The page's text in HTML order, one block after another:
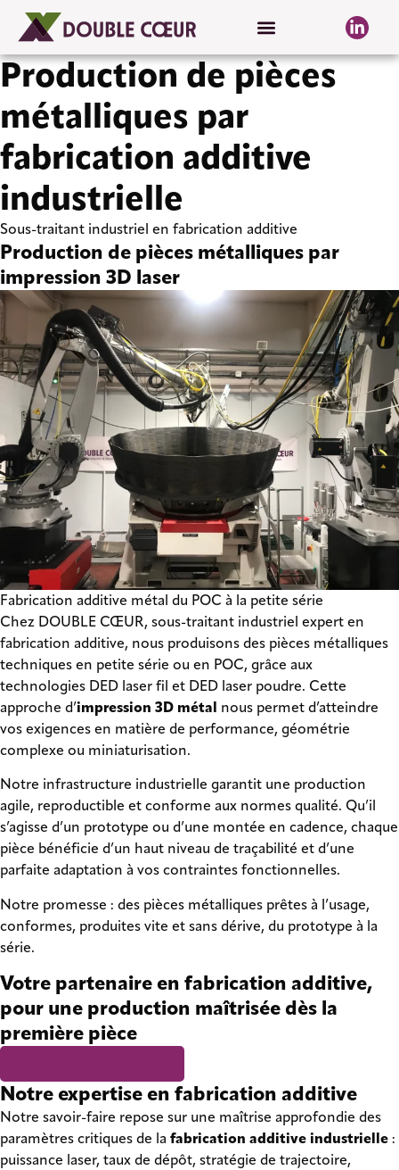
Production de pièces
métalliques par
fabrication additive
industrielle
Sous-traitant industriel en fabrication additive
Production de pièces métalliques par
impression 3D laser
Fabrication additive métal du POC à la petite série
Chez DOUBLE CŒUR, sous-traitant industriel expert en
fabrication additive, nous produisons des pièces métalliques
techniques en petite série ou en POC, grâce aux
technologies DED laser fil et DED laser poudre. Cette
approche d’impression 3D métal nous permet d’atteindre
vos exigences en matière de performance, géométrie
complexe ou miniaturisation.
Notre infrastructure industrielle garantit une production
agile, reproductible et conforme aux normes qualité. Qu’il
s’agisse d’un prototype ou d’une montée en cadence, chaque
pièce bénéficie d’un haut niveau de traçabilité et d’une
parfaite adaptation à vos contraintes fonctionnelles.
Notre promesse : des pièces métalliques prêtes à l’usage,
conformes, produites vite et sans dérive, du prototype à la
série.
Votre partenaire en fabrication additive,
pour une production maîtrisée dès la
première pièce
Notre expertise en fabrication additive
Notre savoir-faire repose sur une maîtrise approfondie des
paramètres critiques de la fabrication additive industrielle :
puissance laser, taux de dépôt, stratégie de trajectoire,